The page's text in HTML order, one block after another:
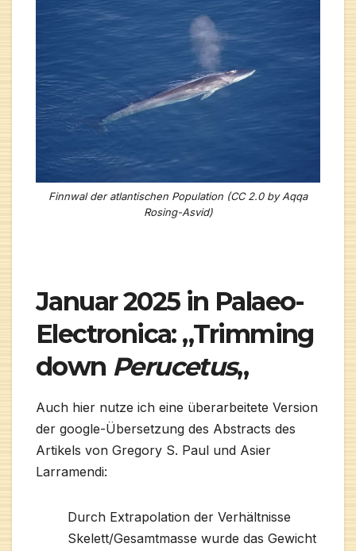
Finnwal der atlantischen Population (CC 2.0 by Aqqa
Rosing-Asvid)
Januar 2025 in Palaeo-
Electronica: „Trimming
down Perucetus„
Auch hier nutze ich eine überarbeitete Version
der google-Übersetzung des Abstracts des
Artikels von Gregory S. Paul und Asier
Larramendi:
Durch Extrapolation der Verhältnisse
Skelett/Gesamtmasse wurde das Gewicht